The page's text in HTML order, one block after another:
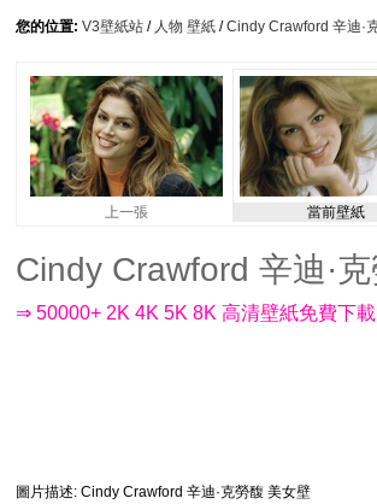
您的位置: V3壁紙站 / 人物 壁紙 /Cindy Crawford 辛迪·
上一張 當前壁紙
Cindy Crawford 辛迪·
⇒ 50000+ 2K 4K 5K 8K 高清壁紙免費下載
圖片描述: Cindy Crawford 辛迪·克勞馥 美女壁